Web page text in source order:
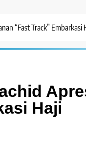
“Fast Track”
Haji